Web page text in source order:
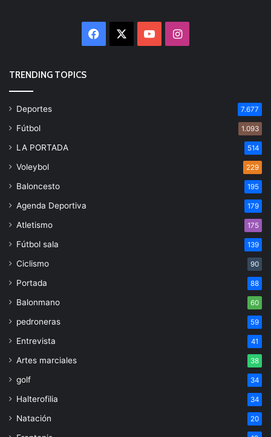
Facebook YouTubeInstagram
TRENDING TOPICS
Deportes 7.677
Fútbol 1.093
LA PORTADA 514
Voleybol 229
Baloncesto 195
Agenda Deportiva 179
Atletismo 175
Fútbol sala 139
Ciclismo 90
Portada 88
Balonmano 60
pedroneras 59
Entrevista 41
Artes marciales 38
golf 34
Halterofilia 34
Natación 20